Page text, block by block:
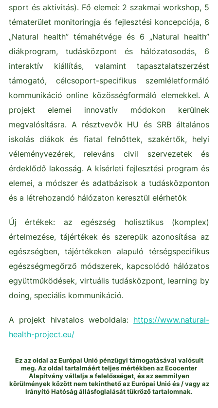
sport és aktivitás). Fő elemei: 2 szakmai workshop, 5
tématerület monitoringja és fejlesztési koncepciója, 6
„Natural health” témahétvége és 6 „Natural health”
diákprogram, tudásközpont és hálózatosodás, 6
interaktív kiállítás, valamint tapasztalatszerzést
támogató, célcsoport-specifikus szemléletformáló
kommunikáció online közösségformáló elemekkel. A
projekt elemei innovatív módokon kerülnek
megvalósításra. A résztvevők HU és SRB általános
iskolás diákok és fiatal felnőttek, szakértők, helyi
véleményvezérek, releváns civil szervezetek és
érdeklődő lakosság. A kísérleti fejlesztési program és
elemei, a módszer és adatbázisok a tudásközponton
és a létrehozandó hálózaton keresztül elérhetők
Új értékek: az egészség holisztikus (komplex)
értelmezése, tájértékek és szerepük azonosítása az
egészségben, tájértékeken alapuló térségspecifikus
egészségmegőrző módszerek, kapcsolódó hálózatos
együttműködések, virtuális tudásközpont, learning by
doing, speciális kommunikáció.
A projekt hivatalos weboldala: https://www.natural-
health-project.eu/
Ez az oldal az Európai Unió pénzügyi támogatásával valósult
meg. Az oldal tartalmáért teljes mértékben az Ecocenter
Alapítvány vállalja a felelősséget, és az semmilyen
körülmények között nem tekinthető az Európai Unió és / vagy az
Irányító Hatóság állásfoglalását tükröző tartalomnak.